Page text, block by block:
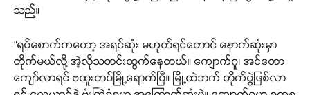
သည်။
“ရပ်စောက်ကတော့ အရင်ဆုံး မဟုတ်ရင်တောင် နောက်ဆုံးမှာ
တိုက်မယ်လို့ အဲ့လိုသတင်းထွက်နေတယ်။ ကျောက်ဂူ၊ အင်တော
ကျော်လာရင် ဗထူးတပ်မြို့ရောက်ပြီ။ မြို့ထဲဘက် တိုက်ပွဲဖြစ်လာ